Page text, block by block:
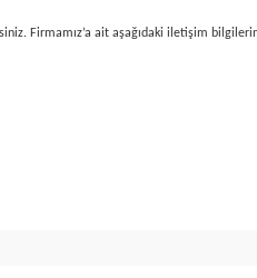
Firmamız’a ait aşağıdaki iletişim